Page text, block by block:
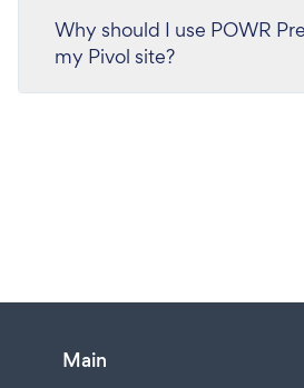
Why should I use POWR
my Pivol site?
Main